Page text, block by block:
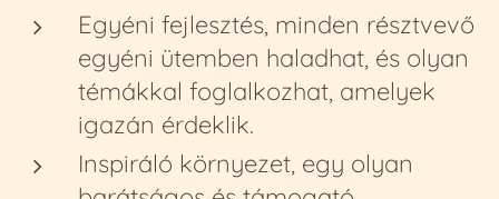
Egyéni fejlesztés, minden résztvevő
egyéni ütemben haladhat, és olyan
témákkal foglalkozhat, amelyek
igazán érdeklik.
Inspiráló környezet, egy olyan